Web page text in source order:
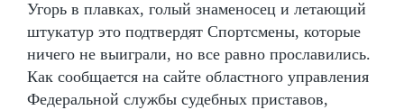
Угорь в плавках, голый знаменосец и летающий
штукатур это подтвердят Спортсмены, которые
ничего не выиграли, но все равно прославились.
Как сообщается на сайте областного управления
Федеральной службы судебных приставов,